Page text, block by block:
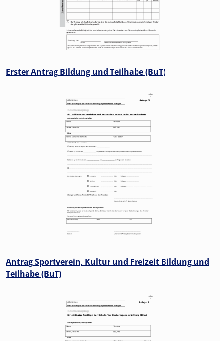
Erster Antrag Bildung und Teilhabe (BuT)
Antrag Sportverein, Kultur und Freizeit Bildung und
Teilhabe (BuT)